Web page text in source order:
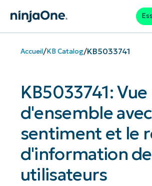
Accueil/KB Catalog/KB5033741
KB5033741: Vue
d'ensemble
sentiment et le
d'information
utilisateurs